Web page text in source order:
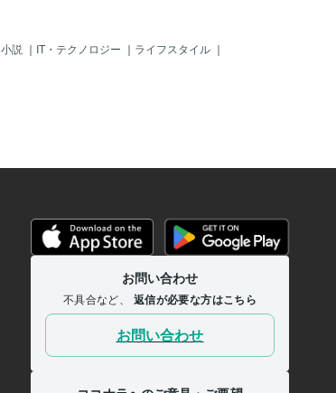
小説 ｜ IT・テクノロジー ｜ ライフスタイル ｜